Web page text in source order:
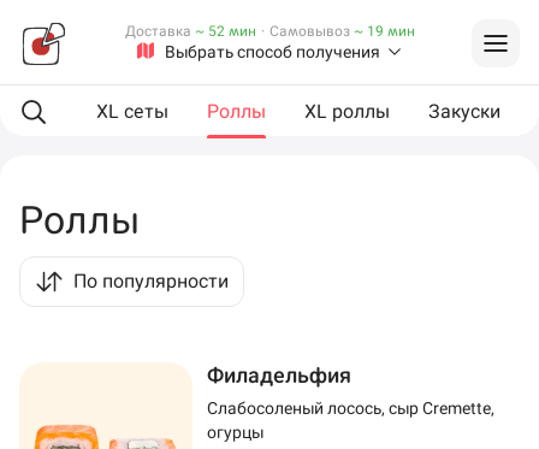
Выбрать способ получения
Доставка ~ 52 мин · Самовывоз ~ 19 мин
еда XL сеты Роллы XL роллы Закуски
Роллы
По популярности
Филадельфия
Слабосоленый лосось, сыр Cremette,
огурцы